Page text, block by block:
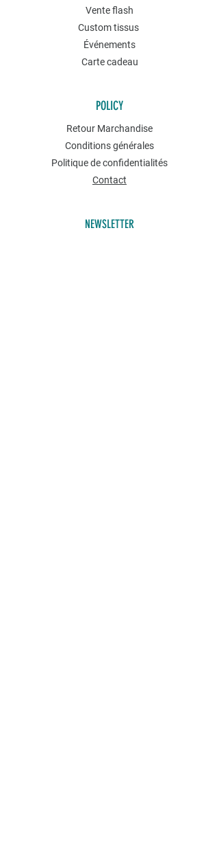
Vente flash
Custom tissus
Événements
Carte cadeau
POLICY
Retour Marchandise
Conditions générales
Politique de confidentialités
Contact
NEWSLETTER